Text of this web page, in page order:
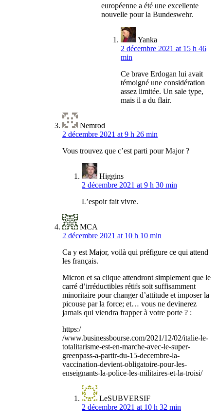
européenne a été une excellente
nouvelle pour la Bundeswehr.
Yanka
2 décembre 2021 at 15 h 46
min
Ce brave Erdogan lui avait
témoigné une considération
assez limitée. Un sale type,
mais il a du flair.
Nemrod
2 décembre 2021 at 9 h 26 min
Vous trouvez que c’est parti pour Major ?
Higgins
2 décembre 2021 at 9 h 30 min
L’espoir fait vivre.
MCA
2 décembre 2021 at 10 h 10 min
Ca y est Major, voilà qui préfigure ce qui attend
les français.
Micron et sa clique attendront simplement que le
carré d’irréductibles rétifs soit suffisamment
minoritaire pour changer d’attitude et imposer la
picouse par la force; et… vous ne devinerez
jamais qui viendra frapper à votre porte ? :
https:/
/www.businessbourse.com/2021/12/02/italie-le-
totalitarisme-est-en-marche-avec-le-super-
greenpass-a-partir-du-15-decembre-la-
vaccination-devient-obligatoire-pour-les-
enseignants-la-police-les-militaires-et-la-troisi/
LeSUBVERSIF
2 décembre 2021 at 10 h 32 min